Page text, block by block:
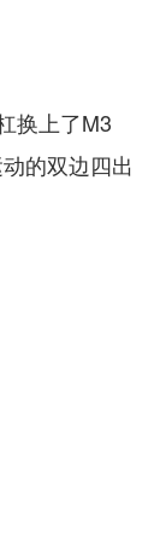
换上了M3
的双边四出